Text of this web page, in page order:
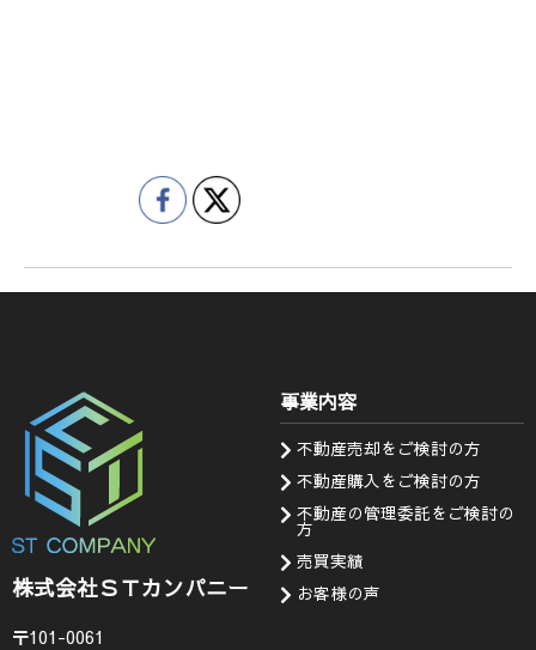
株式会社ＳＴカンパニー
〒101-0061
事業内容
不動産売却をご検討の方
不動産購入をご検討の方
不動産の管理委託をご検討の
方
売買実績
お客様の声